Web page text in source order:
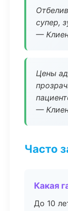
супер,
—
Цены
—
Часто
Какая
До 10